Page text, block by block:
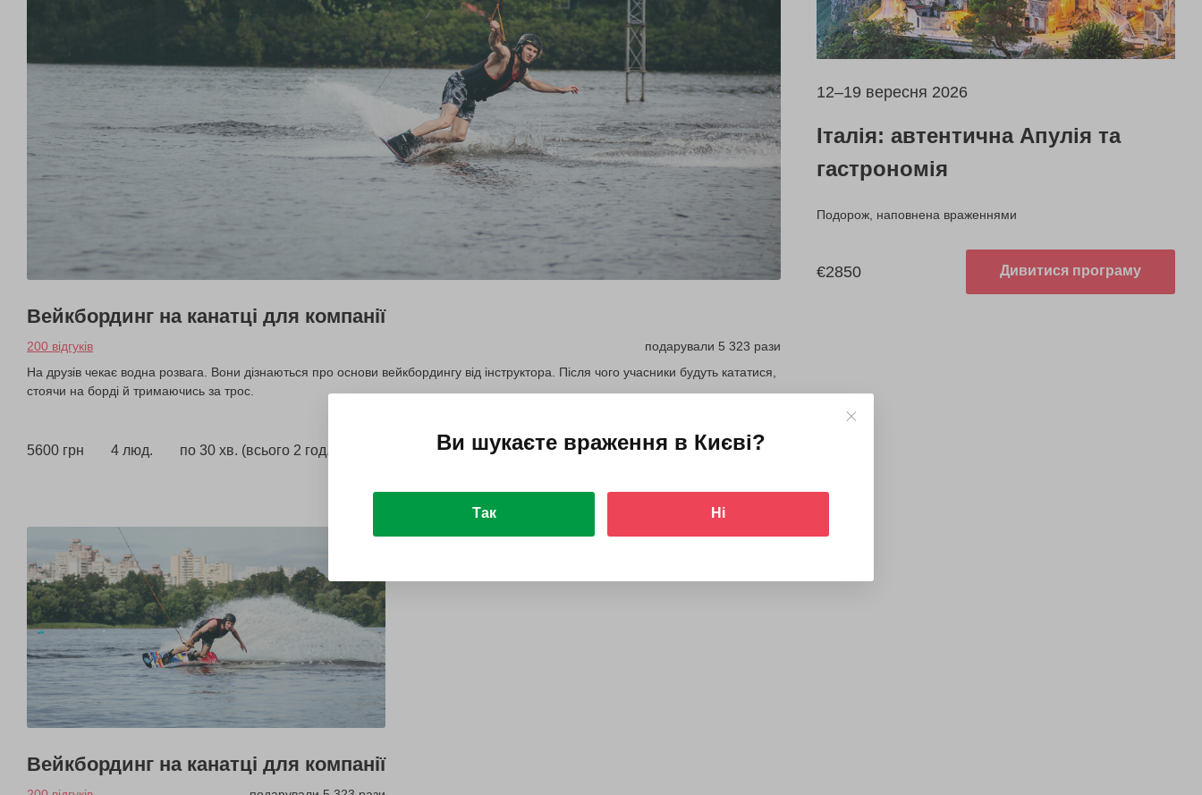
Вейкбординг на канатці для компанії
200 відгуків
подарували 5 323 рази
На друзів чекає водна розвага. Вони дізнаються про основи вейкбордингу від інструктора. Після чого учасники будуть кататися,
стоячи на борді й тримаючись за трос.
5600 грн 4 люд. по 30 хв. (всього 2 год.) Купити для себе Подарувати
12–19 вересня 2026
Італія: автентична Апулія та
гастрономія
Подорож, наповнена враженнями
€2850 Дивитися програму
Вейкбординг на канатці для компанії
Ви шукаєте враження в Києві?
Так Ні